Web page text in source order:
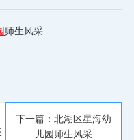
师生风采
下一篇：北湖区星海幼
儿园师生风采